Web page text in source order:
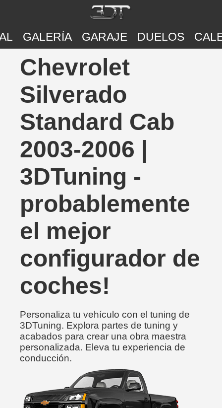
GALERÍA GARAJE DUELOS
Chevrolet
Silverado
Standard Cab
2003-2006 |
3DTuning -
probablemente
el mejor
configurador de
coches!
Personaliza tu vehículo con el tuning de
3DTuning. Explora partes de tuning y
acabados para crear una obra maestra
personalizada. Eleva tu experiencia de
conducción.